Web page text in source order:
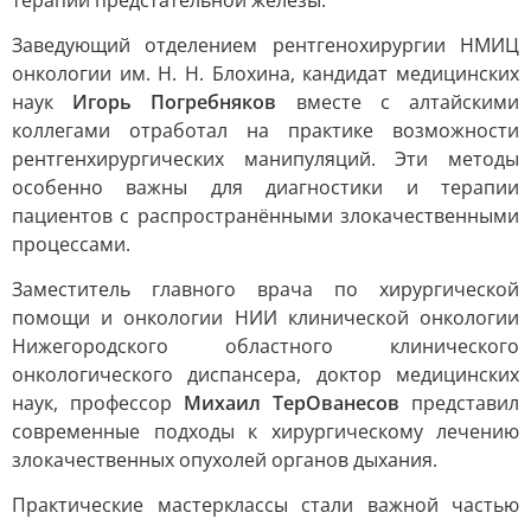
Заведующий отделением рентгенохирургии НМИЦ
онкологии им. Н. Н. Блохина, кандидат медицинских
наук Игорь Погребняков вместе с алтайскими
коллегами отработал на практике возможности
рентгенхирургических манипуляций. Эти методы
особенно важны для диагностики и терапии
пациентов с распространёнными злокачественными
процессами.
Заместитель главного врача по хирургической
помощи и онкологии НИИ клинической онкологии
Нижегородского областного клинического
онкологического диспансера, доктор медицинских
наук, профессор Михаил ТерОванесов представил
современные подходы к хирургическому лечению
злокачественных опухолей органов дыхания.
Практические мастерклассы стали важной частью